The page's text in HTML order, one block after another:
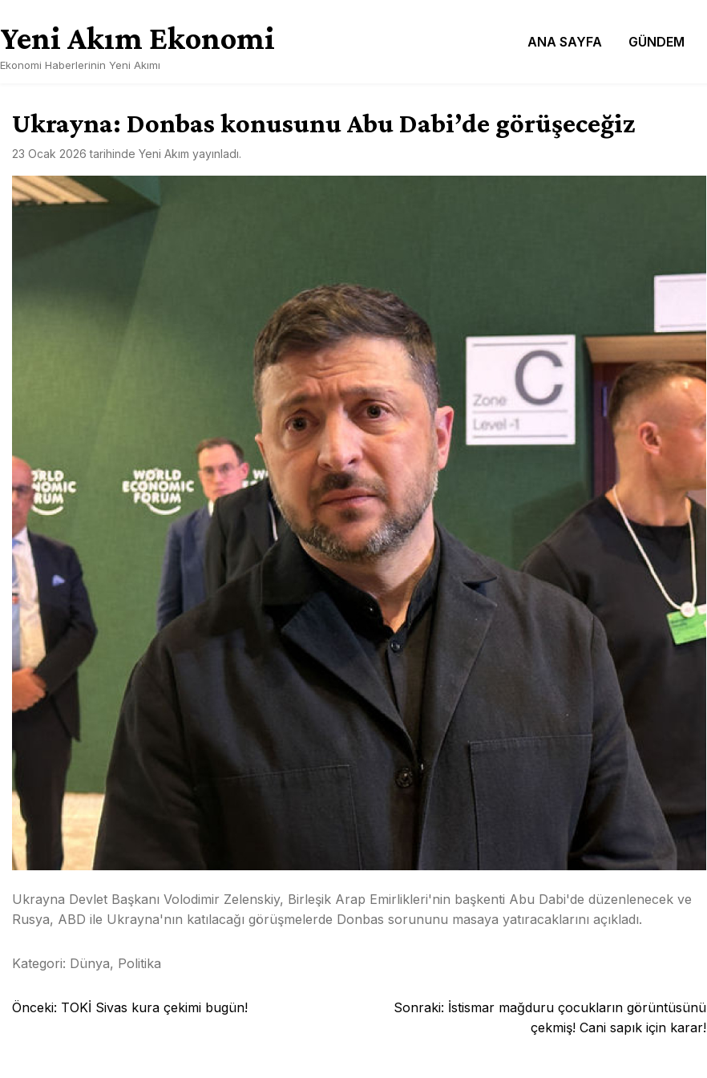
to
content
Yeni Akım Ekonomi
Ekonomi Haberlerinin Yeni Akımı
ANA SAYFA GÜNDEM
Ukrayna: Donbas konusunu Abu Dabi’de görüşeceğiz
23 Ocak 2026 tarihinde Yeni Akım yayınladı.
Ukrayna Devlet Başkanı Volodimir Zelenskiy, Birleşik Arap Emirlikleri'nin başkenti Abu Dabi'de düzenlenecek ve
Rusya, ABD ile Ukrayna'nın katılacağı görüşmelerde Donbas sorununu masaya yatıracaklarını açıkladı.
Kategori: Dünya, Politika
Yazı
Önceki: TOKİ Sivas kura çekimi bugün! Sonraki: İstismar mağduru çocukların görüntüsünü
çekmiş! Cani sapık için karar!